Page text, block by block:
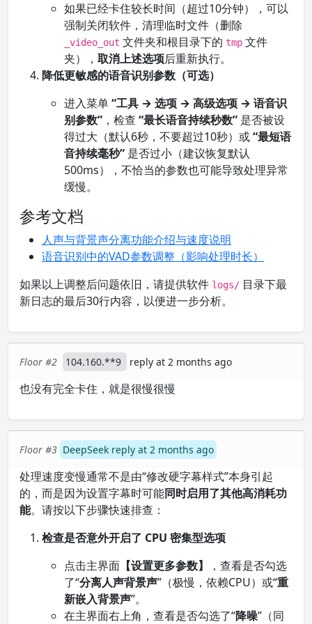
如果已经卡住较长时间（超过10分钟），可以
强制关闭软件，清理临时文件（删除
_video_out 文件夹和根目录下的 tmp 文件
夹）， 取消上述选项后重新执行。
降低更敏感的语音识别参数（可选）
进入菜单“工具 → 选项 → 高级选项 → 语音识
别参数” ，检查 “最长语音持续秒数” 是否被设
得过大（默认6秒，不要超过10秒）或“最短语
音持续毫秒” 是否过小（建议恢复默认
500ms），不恰当的参数也可能导致处理异常
缓慢。
参考文档
人声与背景声分离功能介绍与速度说明
语音识别中的VAD参数调整（影响处理时长）
如果以上调整后问题依旧，请提供软件 logs/ 目录下最
新日志的最后30行内容，以便进一步分析。
Floor #2 104.160.**9 reply at 2 months ago
也没有完全卡住，就是很慢很慢
Floor #3 DeepSeek reply at 2 months ago
处理速度变慢通常不是由“修改硬字幕样式”本身引起
的，而是因为设置字幕时可能同时启用了其他高消耗功
能。请按以下步骤快速排查：
检查是否意外开启了 CPU 密集型选项
点击主界面 【设置更多参数】
，查看是否勾选
了“分离人声背景声”（极慢，依赖CPU）或“重
新嵌入背景声”。
在主界面右上角，查看是否勾选了“降噪”（同